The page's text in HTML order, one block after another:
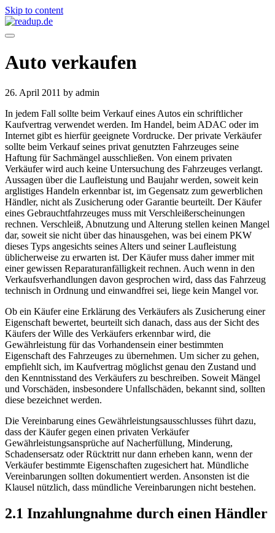
Skip to content
Auto verkaufen
26. April 2011 by admin
In jedem Fall sollte beim Verkauf eines Autos ein schriftlicher
Kaufvertrag verwendet werden. Im Handel, beim ADAC oder im
Internet gibt es hierfür geeignete Vordrucke. Der private Verkäufer
sollte beim Verkauf seines privat genutzten Fahrzeuges seine
Haftung für Sachmängel ausschließen. Von einem privaten
Verkäufer wird auch keine Untersuchung des Fahrzeuges verlangt.
Aussagen über die Laufleistung und Baujahr werden, soweit kein
arglistiges Handeln erkennbar ist, im Gegensatz zum gewerblichen
Händler, nicht als Zusicherung oder Garantie beurteilt. Der Käufer
eines Gebrauchtfahrzeuges muss mit Verschleißerscheinungen
rechnen. Verschleiß, Abnutzung und Alterung stellen keinen Mangel
dar, soweit sie nicht über das hinausgehen, was bei einem PKW
dieses Typs angesichts seines Alters und seiner Laufleistung
üblicherweise zu erwarten ist. Der Käufer muss daher immer mit
einer gewissen Reparaturanfälligkeit rechnen. Auch wenn in den
Verkaufsverhandlungen davon gesprochen wird, dass das Fahrzeug
technisch in Ordnung und einwandfrei sei, liege kein Mangel vor.
Ob ein Käufer eine Erklärung des Verkäufers als Zusicherung einer
Eigenschaft bewertet, beurteilt sich danach, dass aus der Sicht des
Käufers der Wille des Verkäufers erkennbar wird, die
Gewährleistung für das Vorhandensein einer bestimmten
Eigenschaft des Fahrzeuges zu übernehmen. Um sicher zu gehen,
empfiehlt sich, im Kaufvertrag möglichst genau den Zustand und
den Kenntnisstand des Verkäufers zu beschreiben. Soweit Mängel
und Vorschäden, insbesondere Unfallschäden, bekannt sind, sollten
diese bezeichnet werden.
Die Vereinbarung eines Gewährleistungsausschlusses führt dazu,
dass der Käufer gegen einen privaten Verkäufer
Gewährleistungsansprüche auf Nacherfüllung, Minderung,
Schadensersatz oder Rücktritt nur dann erheben kann, wenn der
Verkäufer bestimmte Eigenschaften zugesichert hat. Mündliche
Vereinbarungen sollten dokumentiert werden. Ansonsten ist die
Klausel nützlich, dass mündliche Vereinbarungen nicht bestehen.
2.1 Inzahlungnahme durch einen Händler